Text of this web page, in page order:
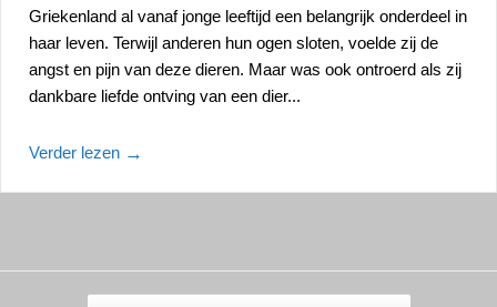
Griekenland al vanaf jonge leeftijd een belangrijk onderdeel in
haar leven. Terwijl anderen hun ogen sloten, voelde zij de
angst en pijn van deze dieren. Maar was ook ontroerd als zij
dankbare liefde ontving van een dier...
Verder lezen →